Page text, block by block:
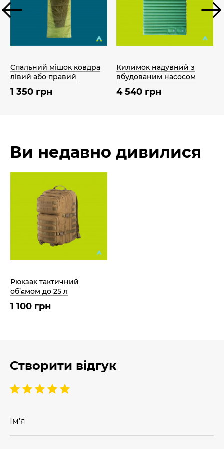
Спальний мішок ковдра
лівий або правий
1 350 грн
Килимок надувний з
вбудованим насосом
4 540 грн
Ви недавно дивилися
Рюкзак тактичний
об’ємом до 25 л
1 100 грн
Створити відгук
Ім'я